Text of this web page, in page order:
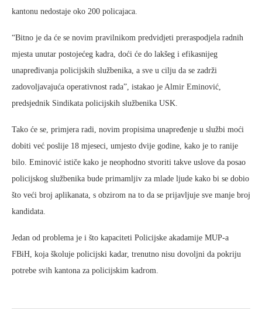
kantonu nedostaje oko 200 policajaca.
“Bitno je da će se novim pravilnikom predvidjeti preraspodjela radnih
mjesta unutar postojećeg kadra, doći će do lakšeg i efikasnijeg
unapređivanja policijskih službenika, a sve u cilju da se zadrži
zadovoljavajuća operativnost rada”, istakao je Almir Eminović,
predsjednik Sindikata policijskih službenika USK.
Tako će se, primjera radi, novim propisima unapređenje u službi moći
dobiti već poslije 18 mjeseci, umjesto dvije godine, kako je to ranije
bilo. Eminović ističe kako je neophodno stvoriti takve uslove da posao
policijskog službenika bude primamljiv za mlade ljude kako bi se dobio
što veći broj aplikanata, s obzirom na to da se prijavljuje sve manje broj
kandidata.
Jedan od problema je i što kapaciteti Policijske akadamije MUP-a
FBiH, koja školuje policijski kadar, trenutno nisu dovoljni da pokriju
potrebe svih kantona za policijskim kadrom.